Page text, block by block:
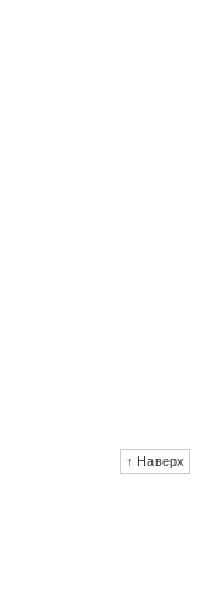
↑ Наверх